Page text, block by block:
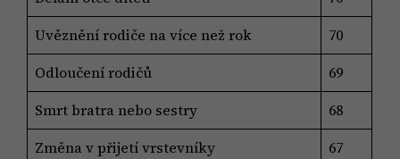
Uvěznění rodiče na více než rok
70
Odloučení rodičů
69
Smrt bratra nebo sestry
68
Změna v přijetí vrstevníky
67